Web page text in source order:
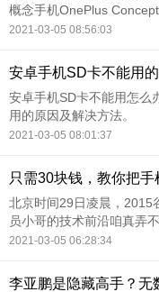
概念手机OnePlus
摄”。
2021-03-05 08:56:03
安卓手机SD卡不能用
安卓手机SD卡不能用怎么
用的原因及解决方法。
2021-03-05 08:01:37
只需30块钱，教你把
北京时间29日凌晨，2015
员小哥的技术前沿咱真弄
特别感兴趣的，它就是这
2021-03-05 06:28:34
李亚鹏是隐藏高手？无